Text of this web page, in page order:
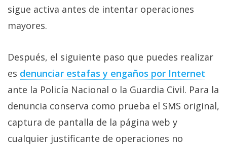
sigue activa antes de intentar operaciones
mayores.
Después, el siguiente paso que puedes realizar
es denunciar estafas y engaños por Internet‎
ante la Policía Nacional o la Guardia Civil. Para la
denuncia conserva como prueba el SMS original,
captura de pantalla de la página web y
cualquier justificante de operaciones no